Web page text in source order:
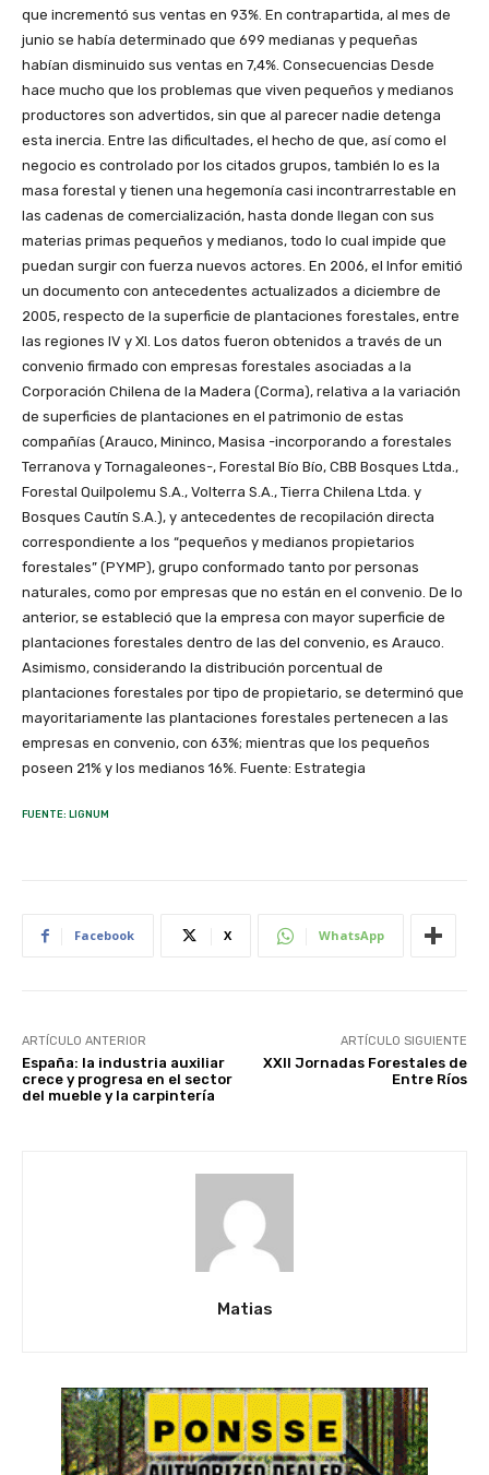
que incrementó sus ventas en 93%. En contrapartida, al mes de
junio se había determinado que 699 medianas y pequeñas
habían disminuido sus ventas en 7,4%. Consecuencias Desde
hace mucho que los problemas que viven pequeños y medianos
productores son advertidos, sin que al parecer nadie detenga
esta inercia. Entre las dificultades, el hecho de que, así como el
negocio es controlado por los citados grupos, también lo es la
masa forestal y tienen una hegemonía casi incontrarrestable en
las cadenas de comercialización, hasta donde llegan con sus
materias primas pequeños y medianos, todo lo cual impide que
puedan surgir con fuerza nuevos actores. En 2006, el Infor emitió
un documento con antecedentes actualizados a diciembre de
2005, respecto de la superficie de plantaciones forestales, entre
las regiones IV y XI. Los datos fueron obtenidos a través de un
convenio firmado con empresas forestales asociadas a la
Corporación Chilena de la Madera (Corma), relativa a la variación
de superficies de plantaciones en el patrimonio de estas
compañías (Arauco, Mininco, Masisa -incorporando a forestales
Terranova y Tornagaleones-, Forestal Bío Bío, CBB Bosques Ltda.,
Forestal Quilpolemu S.A., Volterra S.A., Tierra Chilena Ltda. y
Bosques Cautín S.A.), y antecedentes de recopilación directa
correspondiente a los “pequeños y medianos propietarios
forestales” (PYMP), grupo conformado tanto por personas
naturales, como por empresas que no están en el convenio. De lo
anterior, se estableció que la empresa con mayor superficie de
plantaciones forestales dentro de las del convenio, es Arauco.
Asimismo, considerando la distribución porcentual de
plantaciones forestales por tipo de propietario, se determinó que
mayoritariamente las plantaciones forestales pertenecen a las
empresas en convenio, con 63%; mientras que los pequeños
poseen 21% y los medianos 16%. Fuente: Estrategia
FUENTE: LIGNUM
Facebook X WhatsApp
ARTÍCULO ANTERIOR
España: la industria auxiliar
crece y progresa en el sector
del mueble y la carpintería
ARTÍCULO SIGUIENTE
XXII Jornadas Forestales de
Entre Ríos
Matias